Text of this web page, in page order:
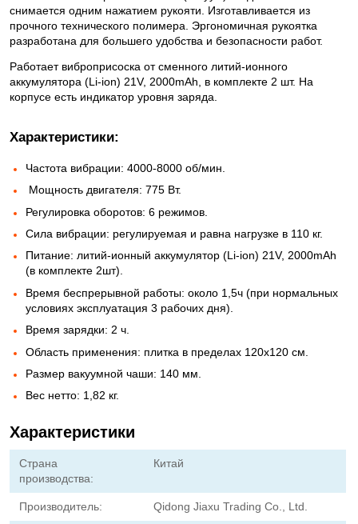
снимается одним нажатием рукояти. Изготавливается из
прочного технического полимера. Эргономичная рукоятка
разработана для большего удобства и безопасности работ.
Работает виброприсоска от сменного литий-ионного
аккумулятора (Li-ion) 21V, 2000mAh, в комплекте 2 шт. На
корпусе есть индикатор уровня заряда.
Характеристики:
Частота вибрации: 4000-8000 об/мин.
Мощность двигателя: 775 Вт.
Регулировка оборотов: 6 режимов.
Сила вибрации: регулируемая и равна нагрузке в 110 кг.
Питание: литий-ионный аккумулятор (Li-ion) 21V, 2000mAh
(в комплекте 2шт).
Время беспрерывной работы: около 1,5ч (при нормальных
условиях эксплуатация 3 рабочих дня).
Время зарядки: 2 ч.
Область применения: плитка в пределах 120x120 см.
Размер вакуумной чаши: 140 мм.
Вес нетто: 1,82 кг.
Характеристики
Страна
производства:
Китай
Производитель: Qidong Jiaxu Trading Co., Ltd.